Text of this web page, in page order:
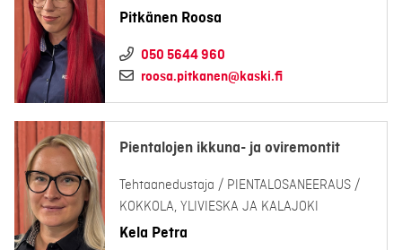
Pitkänen Roosa
050 5644 960
roosa.pitkanen@kaski.fi
Pientalojen ikkuna- ja oviremontit
Tehtaanedustaja / PIENTALOSANEERAUS /
KOKKOLA, YLIVIESKA JA KALAJOKI
Kela Petra